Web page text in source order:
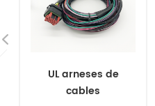
UL arneses de
cables